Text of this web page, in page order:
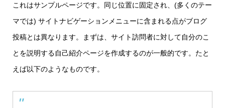
これはサンプルページです。同じ位置に固定され、(多くのテー
マでは) サイトナビゲーションメニューに含まれる点がブログ
投稿とは異なります。まずは、サイト訪問者に対して自分のこ
とを説明する自己紹介ページを作成するのが一般的です。たと
えば以下のようなものです。